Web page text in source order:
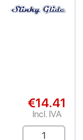
€14.41
Incl. IVA